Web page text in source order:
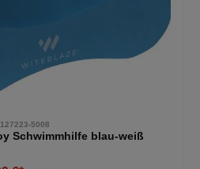
5008
Schwimmhilfe blau-weiß